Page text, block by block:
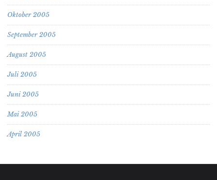
Oktober 2005
September 2005
August 2005
Juli 2005
Juni 2005
Mai 2005
April 2005